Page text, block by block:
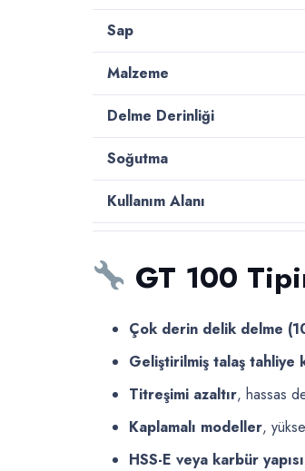
Sap
Malzeme
Delme Derinliği
Soğutma
Kullanım Alanı
GT 100
Çok derin delik delme
Geliştirilmiş talaş tahliye
Titreşimi azaltır, hassas
Kaplamalı modeller,
HSS-E veya karbür yapısı